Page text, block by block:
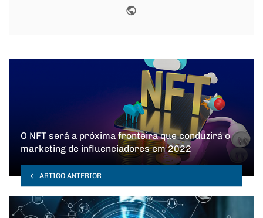
O NFT será a próxima fronteira que conduzirá o
marketing de influenciadores em 2022
ARTIGO ANTERIOR